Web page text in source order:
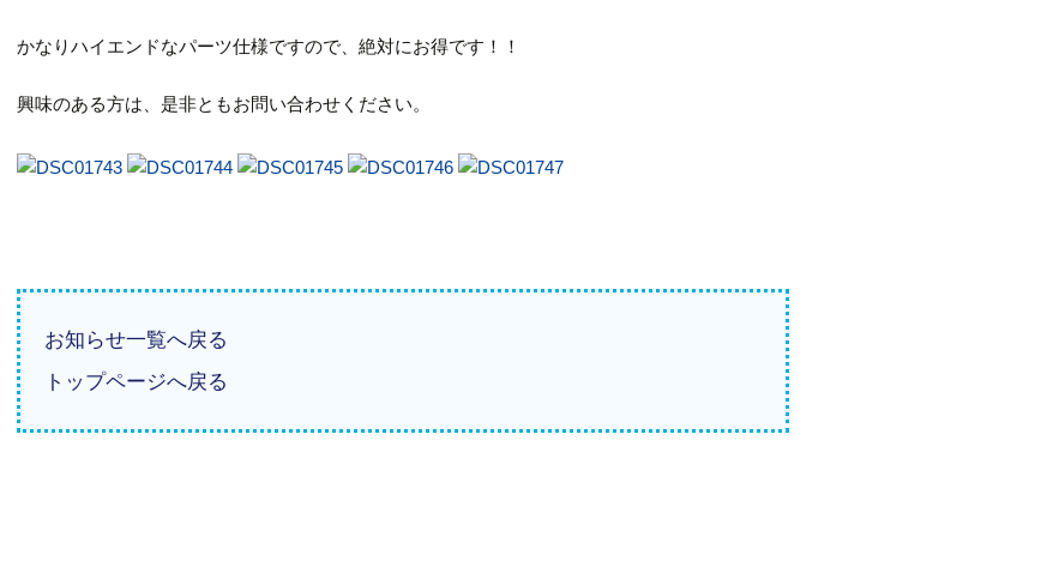
かなりハイエンドなパーツ仕様ですので、絶対にお得です！！
興味のある方は、是非ともお問い合わせください。
お知らせ一覧へ戻る
トップページへ戻る